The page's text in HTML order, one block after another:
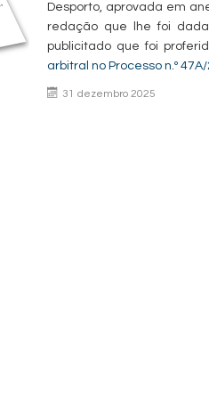
Desporto, aprovada em
redação que lhe foi
publicitado que foi
arbitral no Processo n.º
31 dezembro 2025